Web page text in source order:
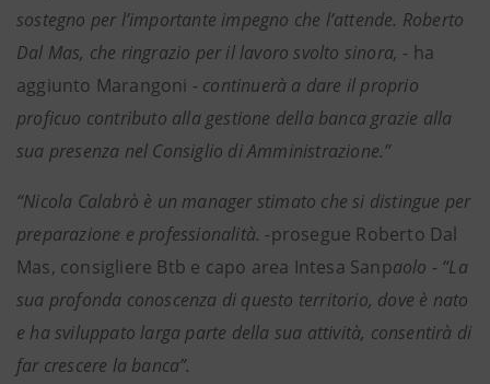
sostegno per l’importante impegno che l’attende. Roberto
Dal Mas, che ringrazio per il lavoro svolto sinora, - ha
aggiunto Marangoni - continuerà a dare il proprio
proficuo contributo alla gestione della banca grazie alla
sua presenza nel Consiglio di Amministrazione.”
“Nicola Calabrò è un manager stimato che si distingue per
preparazione e professionalità. -prosegue Roberto Dal
Mas, consigliere Btb e capo area Intesa Sanpaolo - “La
sua profonda conoscenza di questo territorio, dove è nato
e ha sviluppato larga parte della sua attività, consentirà di
far crescere la banca”.